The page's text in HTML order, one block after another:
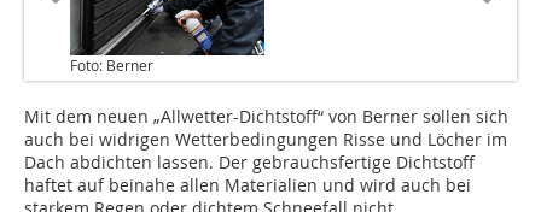
Foto: Berner
Mit dem neuen „Allwetter-Dichtstoff“ von Berner sollen sich
auch bei widrigen Wetterbedingungen Risse und Löcher im
Dach abdichten lassen. Der gebrauchsfertige Dichtstoff
haftet auf beinahe allen Materialien und wird auch bei